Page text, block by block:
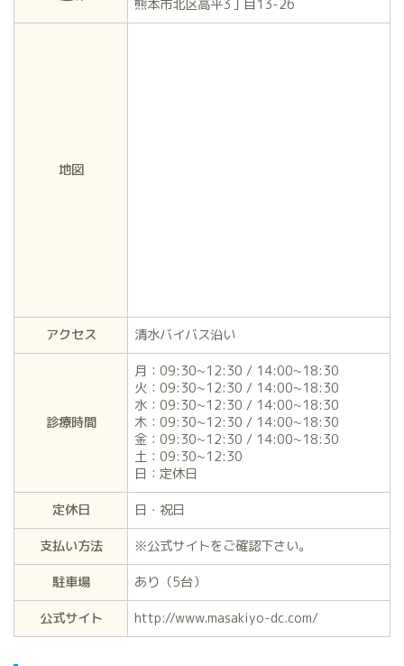
熊本市北区高平3丁目13-26
地図
アクセス 清水バイバス沿い
診療時間
月：09:30~12:30 / 14:00~18:30
火：09:30~12:30 / 14:00~18:30
水：09:30~12:30 / 14:00~18:30
木：09:30~12:30 / 14:00~18:30
金：09:30~12:30 / 14:00~18:30
土：09:30~12:30
日：定休日
定休日
日・祝日
支払い方法
※公式サイトをご確認下さい。
駐車場
あり（5台）
公式サイト
http://www.masakiyo-dc.com/